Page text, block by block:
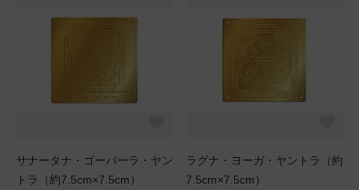
サナータナ・ゴーパーラ・ヤン
トラ（約7.5cm×7.5cm）
ラグナ・ヨーガ・ヤントラ（約
7.5cm×7.5cm）